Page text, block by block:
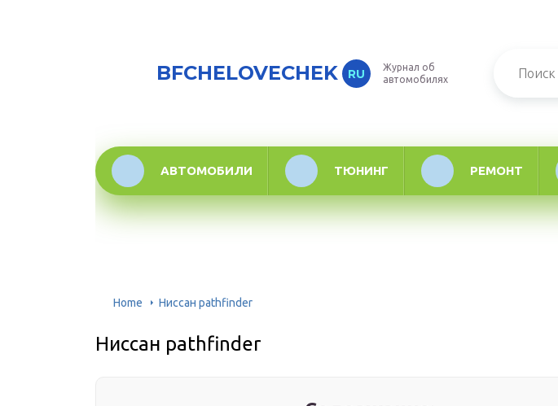
BFCHELOVECHEK RU
Журнал об
автомобилях
АВТОМОБИЛИ ТЮНИНГ РЕМОНТ
Home Ниссан pathfinder
Ниссан pathfinder